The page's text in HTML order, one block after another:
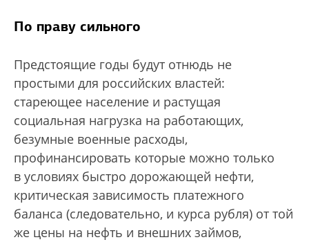
По праву сильного
Предстоящие годы будут отнюдь не
простыми для российских властей:
стареющее население и растущая
социальная нагрузка на работающих,
безумные военные расходы,
профинансировать которые можно только
в условиях быстро дорожающей нефти,
критическая зависимость платежного
баланса (следовательно, и курса рубля) от той
же цены на нефть и внешних займов,